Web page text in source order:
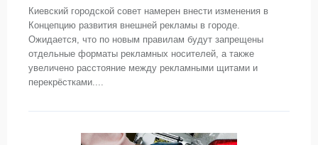
Киевский городской совет намерен внести изменения в
Концепцию развития внешней рекламы в городе.
Ожидается, что по новым правилам будут запрещены
отдельные форматы рекламных носителей, а также
увеличено расстояние между рекламными щитами и
перекрёстками....